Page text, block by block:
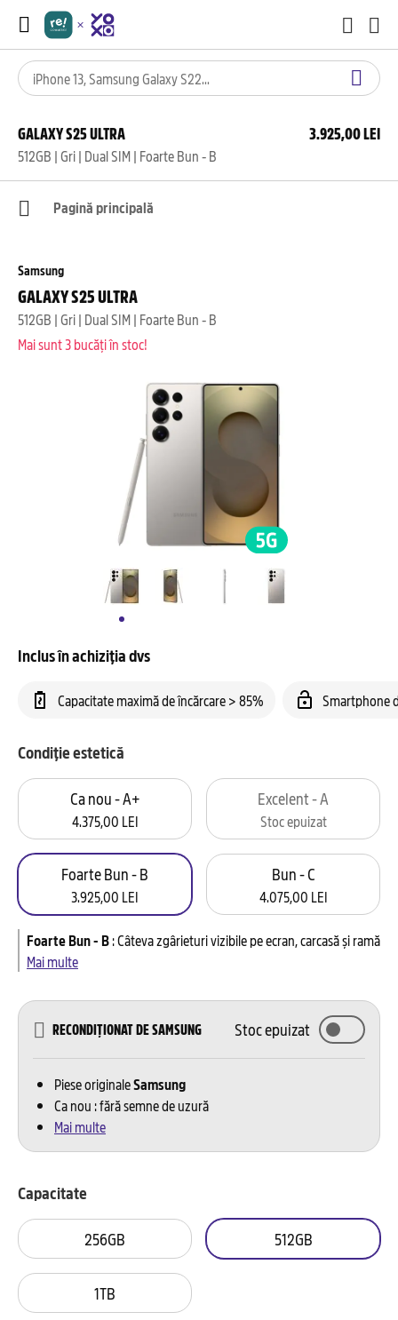
GALAXY S25 ULTRA
512GB | Gri | Dual SIM | Foarte Bun - B
3.925,00 LEI
Pagină principală
Samsung
GALAXY S25 ULTRA
512GB | Gri | Dual SIM | Foarte Bun - B
Mai sunt 3 bucăți în stoc!
Inclus în achiziția dvs
Capacitate maximă de încărcare > 85% Smartphone
Condiție estetică
Ca nou - A+
4.375,00 LEI
Excelent - A
Stoc epuizat
Foarte Bun - B
3.925,00 LEI
Bun - C
4.075,00 LEI
Foarte Bun - B:Câteva zgârieturi vizibile pe ecran, carcasă și ramă
Mai multe
RECONDIȚIONAT DE SAMSUNG Stoc epuizat
Piese originaleSamsung
Ca nou : fără semne de uzură
Mai multe
Capacitate
256GB 512GB
1TB